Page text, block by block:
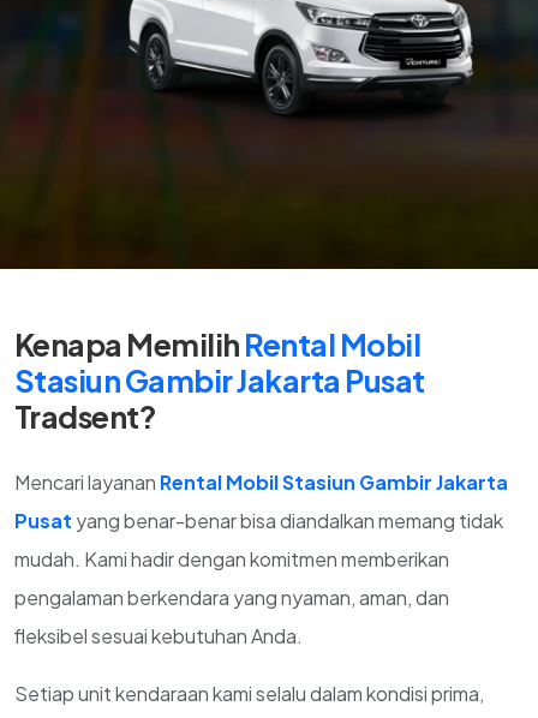
Kenapa MemilihRental Mobil
Stasiun Gambir Jakarta Pusat
Tradsent?
Mencari layanan Rental Mobil Stasiun Gambir Jakarta
Pusat yang benar-benar bisa diandalkan memang tidak
mudah. Kami hadir dengan komitmen memberikan
pengalaman berkendara yang nyaman, aman, dan
fleksibel sesuai kebutuhan Anda.
Setiap unit kendaraan kami selalu dalam kondisi prima,